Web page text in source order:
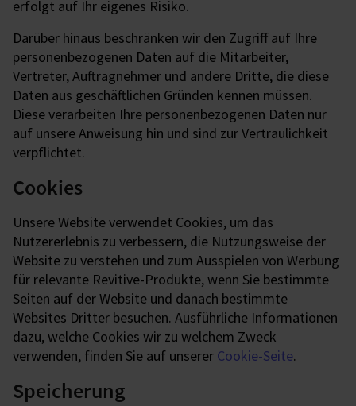
erfolgt auf Ihr eigenes Risiko.
Darüber hinaus beschränken wir den Zugriff auf Ihre
personenbezogenen Daten auf die Mitarbeiter,
Vertreter, Auftragnehmer und andere Dritte, die diese
Daten aus geschäftlichen Gründen kennen müssen.
Diese verarbeiten Ihre personenbezogenen Daten nur
auf unsere Anweisung hin und sind zur Vertraulichkeit
verpflichtet.
Cookies
Unsere Website verwendet Cookies, um das
Nutzererlebnis zu verbessern, die Nutzungsweise der
Website zu verstehen und zum Ausspielen von Werbung
für relevante Revitive-Produkte, wenn Sie bestimmte
Seiten auf der Website und danach bestimmte
Websites Dritter besuchen. Ausführliche Informationen
dazu, welche Cookies wir zu welchem Zweck
verwenden, finden Sie auf unserer Cookie-Seite.
Speicherung